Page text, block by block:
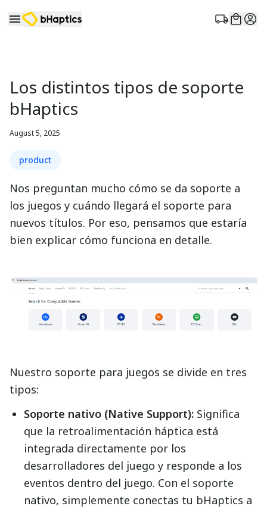
Los distintos tipos de soporte
bHaptics
August 5, 2025
product
Nos preguntan mucho cómo se da soporte a
los juegos y cuándo llegará el soporte para
nuevos títulos. Por eso, pensamos que estaría
bien explicar cómo funciona en detalle.
Nuestro soporte para juegos se divide en tres
tipos:
Soporte nativo (Native Support): Significa
que la retroalimentación háptica está
integrada directamente por los
desarrolladores del juego y responde a los
eventos dentro del juego. Con el soporte
nativo, simplemente conectas tu bHaptics a